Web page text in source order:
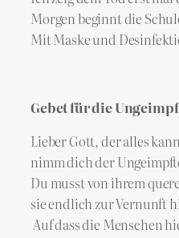
Morgen beginnt die
Mit Maske und
Gebet für die
Lieber Gott, der alles
nimm dich der
Du musst von ihrem
sie endlich zur Vernunft
Auf dass die Menschen